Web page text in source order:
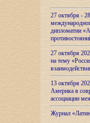
27 октября -
дипломатии
27 октября
на тему
13 октября
Америка в
ассоциации
Журнал